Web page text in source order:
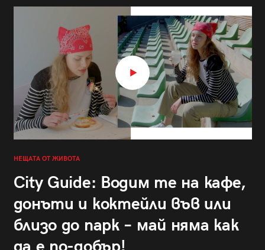
НЕЩАТА ОТ ЖИВОТА
City Guide: Водим те на кафе,
донъти и коктейли във или
близо до парк – май няма как